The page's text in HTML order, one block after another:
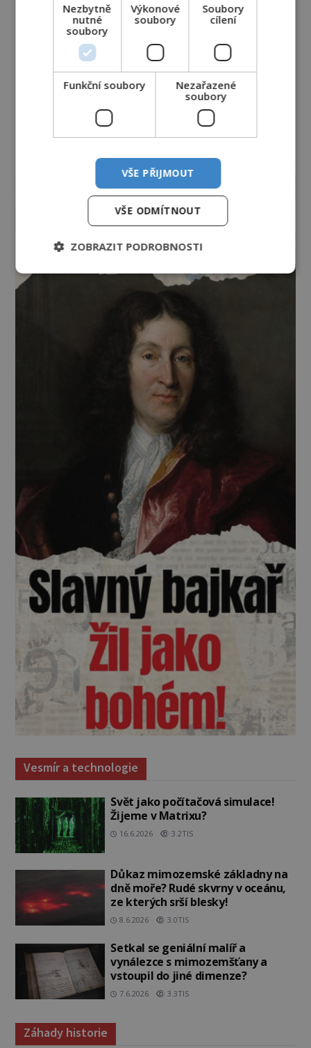
reklama
Vesmír a technologie
Svět jako počítačová simulace!
Žijeme v Matrixu?
16.6.2026 3.2TIS
Důkaz mimozemské základny na
dně moře? Rudé skvrny v oceánu,
ze kterých srší blesky!
8.6.2026 3.0TIS
Setkal se geniální malíř a
vynálezce s mimozemšťany a
vstoupil do jiné dimenze?
7.6.2026 3.3TIS
Záhady historie
Nezbytně
nutné
soubory
Výkonové
soubory
Soubory
cílení
Funkční soubory
Nezařazené
soubory
VŠE PŘIJMOUT
VŠE ODMÍTNOUT
ZOBRAZIT PODROBNOSTI